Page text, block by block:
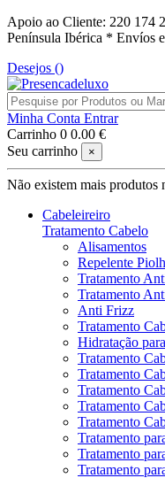
Apoio ao Cliente: 220 174
Península Ibérica * Envíos
Desejos ()
Minha Conta Entrar
Carrinho 0 0.00 €
Seu carrinho
×
Não existem mais produtos
Cabeleireiro
Tratamento Cabelo
Alisamentos
Repelente
Tratamento
Tratamento
Anti Frizz
Tratamento
Hidratação
Tratamento
Tratamento
Tratamento
Tratamento
Tratamento
Tratamento
Tratamento
Tratamento